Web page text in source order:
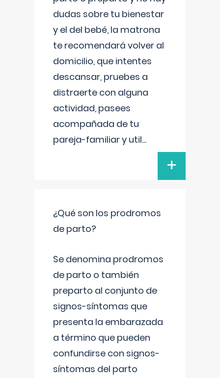
dudas sobre tu bienestar
y el del bebé, la matrona
te recomendará volver al
domicilio, que intentes
descansar, pruebes a
distraerte con alguna
actividad, pasees
acompañada de tu
pareja-familiar y util...
+
¿Qué son los prodromos
de parto?
Se denomina prodromos
de parto o también
preparto al conjunto de
signos-síntomas que
presenta la embarazada
a término que pueden
confundirse con signos-
síntomas del parto